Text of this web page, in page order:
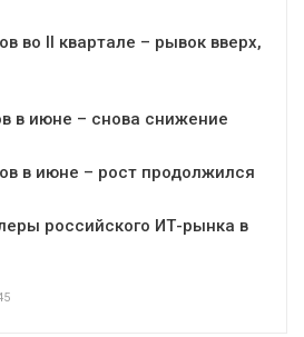
во II квартале – рывок вверх,
в июне – снова снижение
в июне – рост продолжился
российского ИТ-рынка в